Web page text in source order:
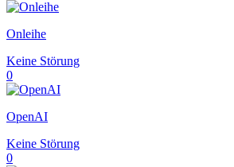
Onleihe
Keine Störung
0
OpenAI
Keine Störung
0